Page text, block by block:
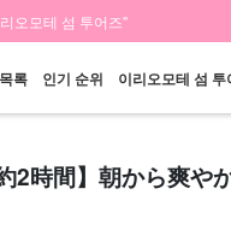
오모테 섬 투어즈"
록 인기 순위 이리오모테 섬
時間】朝から爽や